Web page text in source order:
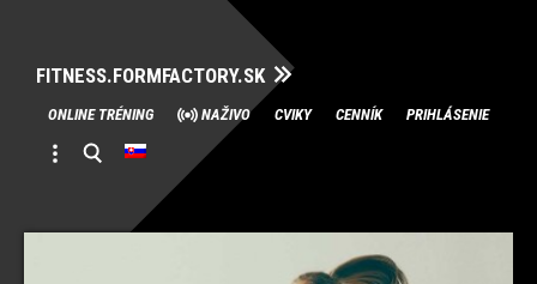
FITNESS.FORMFACTORY.SK
Skip
to
content
ONLINE TRÉNING NAŽIVO CVIKY CENNÍK PRIHLÁSENIE